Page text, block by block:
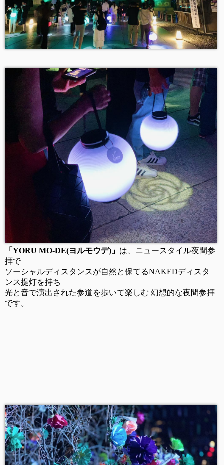
「YORU MO-DE(ヨルモウデ)」 は、ニュースタイル夜間参
拝で
ソーシャルディスタンスが自然と保てるNAKEDディスタ
ンス提灯を持ち
光と音で演出された参道を歩いて楽しむ 幻想的な夜間参拝
です。